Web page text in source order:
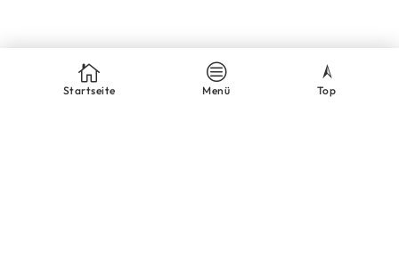
Startseite Menü Top
MyTeamSport.at ist dein Shopsystem für Team-
Sport-Ausstattung aus der Steiermark.